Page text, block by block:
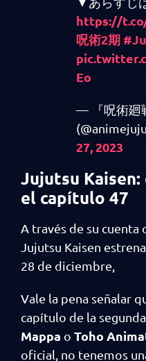
https://
呪術2期
Eo
— 『呪術廻
27, 2023
Jujutsu
el capítulo 47
A través de su cuenta
Jujutsu Kaisen
28 de diciembre,
Vale la pena señalar
capítulo de la
Mappa o Toho
oficial, no tenemos